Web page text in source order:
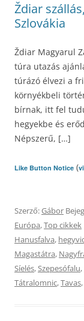
Ždiar
Szlovákia
Ždiar Magyarul
túra utazás
túrázó élvezi a
környékbeli
bírnak, itt fel
hegyekbe és
Népszerű, […]
Like Button Notice (
Szerző:Gábor
Európa,Top cikkek
Hanusfalva,
Magastátra,
Síelés,Szepesófalu,
Tátralomnic,Tavas,